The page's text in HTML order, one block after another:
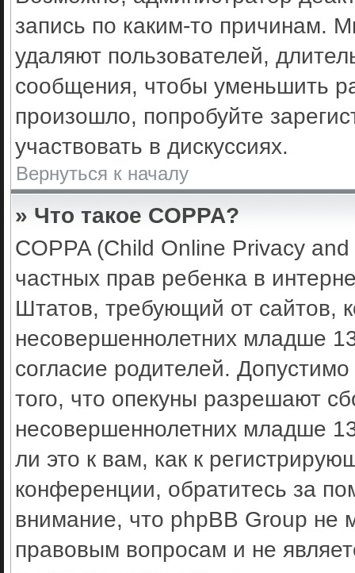
запись по каким-то причинам.
удаляют пользователей,
сообщения, чтобы уменьшить
произошло, попробуйте
участвовать в дискуссиях.
Вернуться к началу
» Что такое COPPA?
COPPA (Child Online Privacy
частных прав ребенка в
Штатов, требующий от сайтов,
несовершеннолетних младше
согласие родителей.
того, что опекуны разрешают
несовершеннолетних младше
ли это к вам, как к
конференции, обратитесь за
внимание, что phpBB Group не
правовым вопросам и не